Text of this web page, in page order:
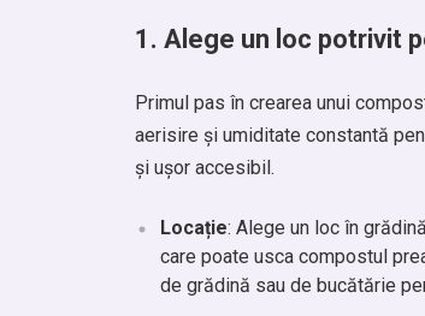
1. Alege un loc potrivit
Primul pas în crearea unui
aerisire și umiditate constantă
și ușor accesibil.
Locație: Alege un loc în
care poate usca compostul
de grădină sau de bucătărie